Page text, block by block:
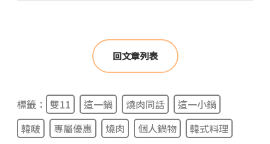
回文章列表
標籤： 雙11 這一鍋 燒肉同話
這一小鍋
韓啵
專屬優惠 燒肉 個人鍋物 韓式料理